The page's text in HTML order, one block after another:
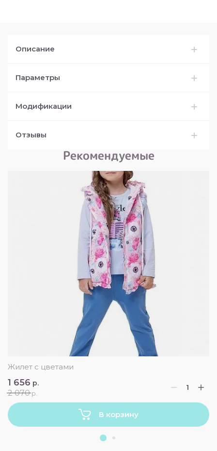
Описание
Параметры
Модификации
Отзывы
Рекомендуемые
Жилет с цветами
2 070 р.
1 656 р.
В корзину